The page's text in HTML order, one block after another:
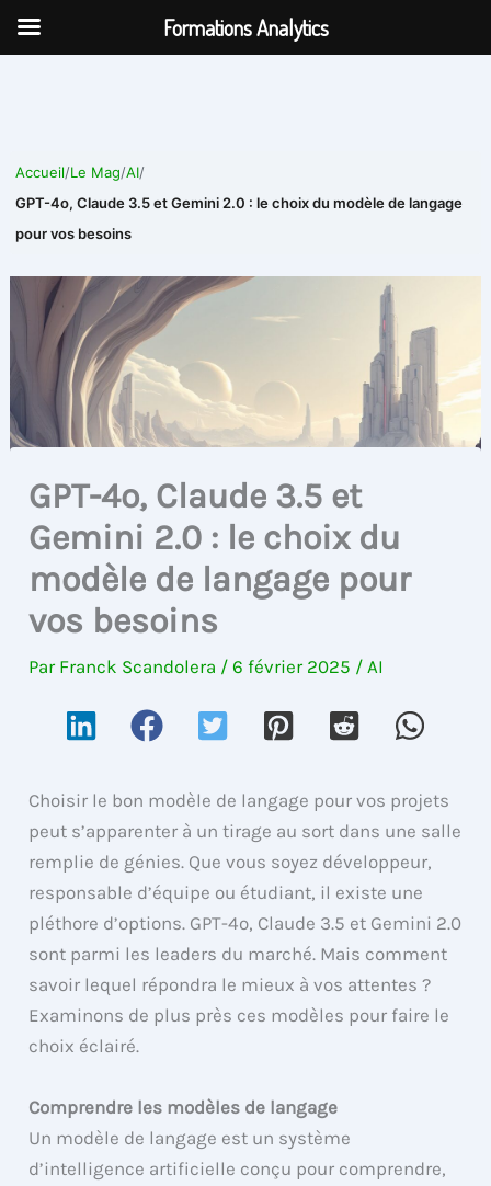
Aller
Accueil/Le Mag/AI/
GPT-4o, Claude 3.5 et Gemini 2.0 : le choix du modèle de langage
pour vos besoins
GPT-4o, Claude 3.5 et
Gemini 2.0 : le choix du
modèle de langage pour
vos besoins
Par Franck Scandolera /6 février 2025 / AI
Choisir le bon modèle de langage pour vos projets
peut s’apparenter à un tirage au sort dans une salle
remplie de génies. Que vous soyez développeur,
responsable d’équipe ou étudiant, il existe une
pléthore d’options. GPT-4o, Claude 3.5 et Gemini 2.0
sont parmi les leaders du marché. Mais comment
savoir lequel répondra le mieux à vos attentes ?
Examinons de plus près ces modèles pour faire le
choix éclairé.
Comprendre les modèles de langage
Un modèle de langage est un système
d’intelligence artificielle conçu pour comprendre,
Formations Analytics